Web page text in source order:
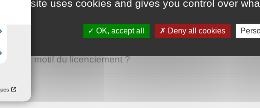
il informé du motif du licenciement ?
des précisions sur le motif du licenciement ?
le motif du licenciement ?
This site uses cookies and gives you control over
OK, accept all Deny all cookies